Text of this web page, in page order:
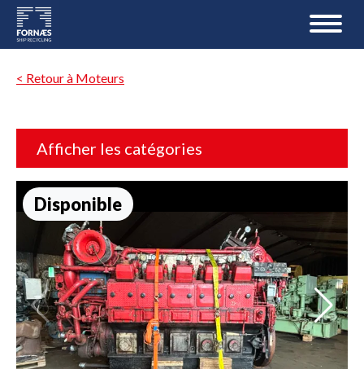
< Retour à Moteurs
Afficher les catégories
Disponible